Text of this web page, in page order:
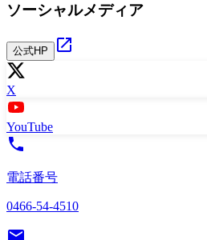
ソーシャルメディア
公式HP
X
YouTube
電話番号
0466-54-4510